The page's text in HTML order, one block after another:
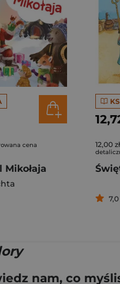
cena
Mikołaja
12,00 zł
7,0
nam, co